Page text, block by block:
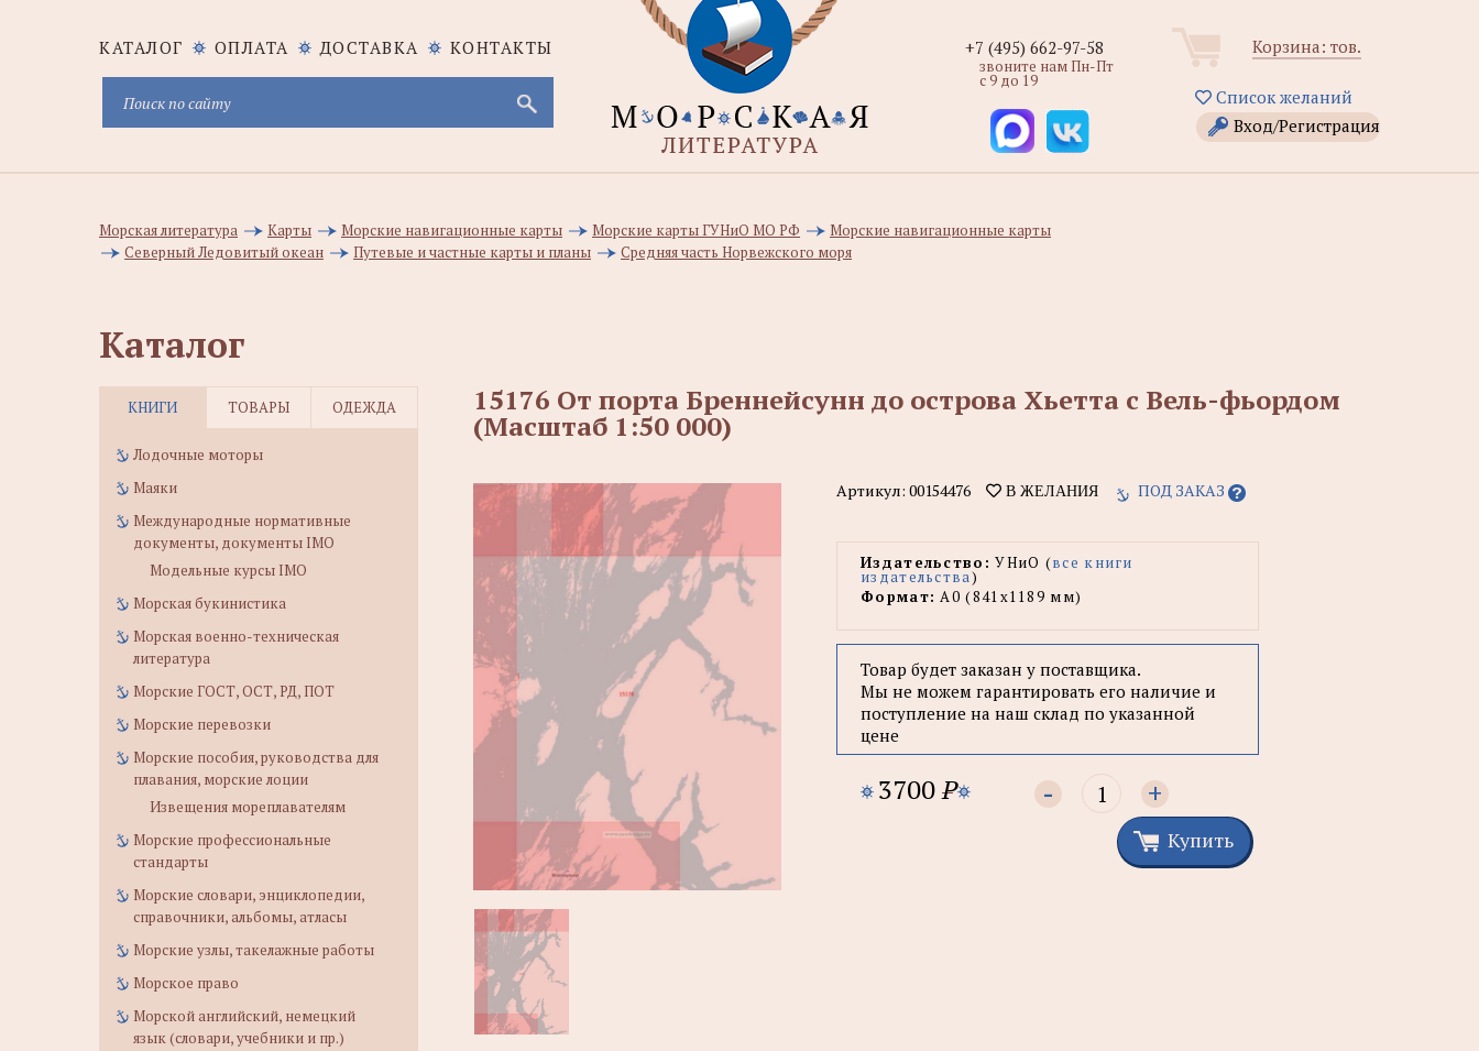
КАТАЛОГ ОПЛАТА ДОСТАВКА КОНТАКТЫ Корзина: тов.
Список желаний
Вход/Регистрация
+7 (495) 662-97-58
звоните нам Пн-Пт
с 9 до 19
Морская литература Карты Морские навигационные карты Морские карты ГУНиО МО РФ
Морские навигационные карты
Северный Ледовитый океан
Путевые и частные карты и планы Средняя часть Норвежского моря
Каталог
КНИГИ ТОВАРЫ ОДЕЖДА
Лодочные моторы
Маяки
Международные нормативные
документы, документы IMO
Модельные курсы IMO
Морская букинистика
Морская военно-техническая
литература
Морские ГОСТ, ОСТ, РД, ПОТ
Морские перевозки
Морские пособия, руководства для
плавания, морские лоции
Извещения мореплавателям
Морские профессиональные
стандарты
Морские словари, энциклопедии,
справочники, альбомы, атласы
Морские узлы, такелажные работы
Морское право
Морской английский, немецкий
язык (словари, учебники и пр.)
15176 От порта Бреннейсунн до острова Хьетта с Вель-фьордом
(Масштаб 1:50 000)
Артикул: 00154476 В ЖЕЛАНИЯ ПОД ЗАКАЗ
Издательство: УНиО (все книги
издательства)
Формат: А0 (841x1189 мм)
Товар будет заказан у поставщика.
Мы не можем гарантировать его наличие и
поступление на наш склад по указанной
цене
3700P - +
Купить